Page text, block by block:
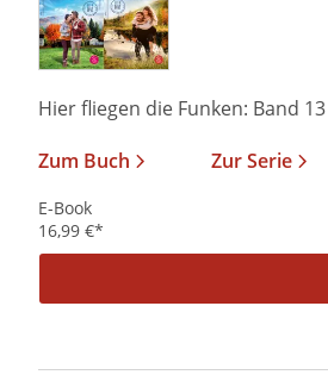
Hier fliegen die Funken: Band
Zum Buch
Zur Serie
E-Book
16,99 €*